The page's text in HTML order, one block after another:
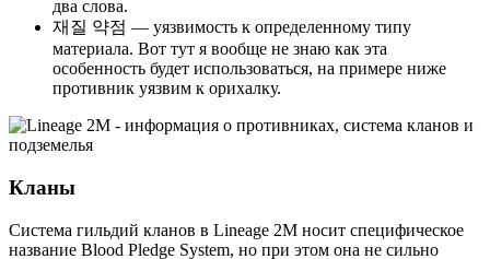
два слова.
재질 약점 — уязвимость к определенному типу
материала. Вот тут я вообще не знаю как эта
особенность будет использоваться, на примере ниже
противник уязвим к орихалку.
Кланы
Система гильдий кланов в Lineage 2M носит специфическое
название Blood Pledge System, но при этом она не сильно